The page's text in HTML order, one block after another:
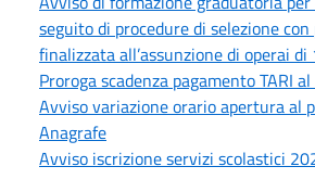
seguito di procedure di selezione
finalizzata all’assunzione di operai
Proroga scadenza pagamento TARI
Avviso variazione orario apertura al
Anagrafe
Avviso iscrizione servizi scolastici